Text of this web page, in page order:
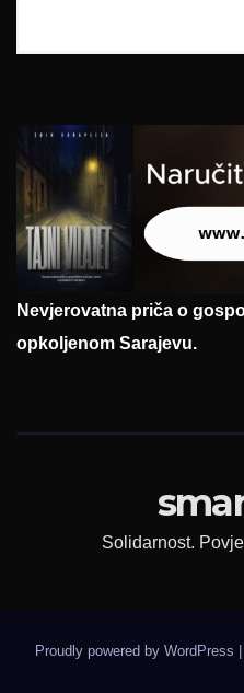
Nevjerovatna priča o
opkoljenom Sarajevu.
Solidarnost.
Proudly powered by WordPress